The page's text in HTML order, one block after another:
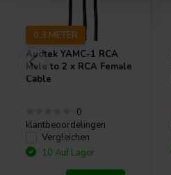
0.3 METER
AudtekYAMC-1 RCA
Male to 2 x RCA Female
Cable
0
klantbeoordelingen
Vergleichen
10 Auf Lager